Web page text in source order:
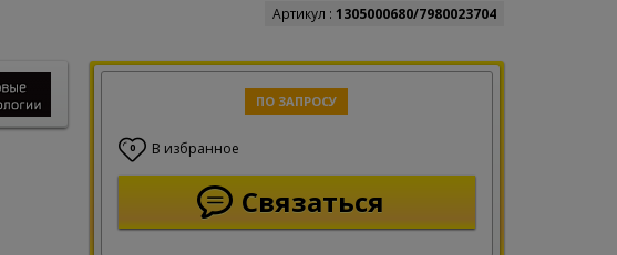
Артикул : 1305000680/7980023704
ПО ЗАПРОСУ
0 В избранное
Связаться